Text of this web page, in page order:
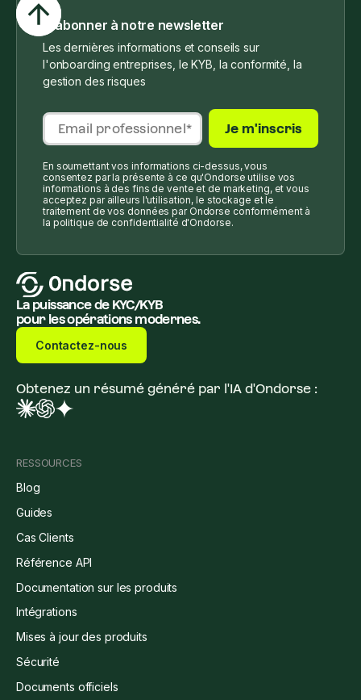
S'abonner à notre newsletter
Les dernières informations et conseils sur
l'onboarding entreprises, le KYB, la conformité, la
gestion des risques
En soumettant vos informations ci-dessus, vous
consentez par la présente à ce qu'Ondorse utilise vos
informations à des fins de vente et de marketing, et vous
acceptez par ailleurs l'utilisation, le stockage et le
traitement de vos données par Ondorse conformément à
la politique de confidentialité d'Ondorse.
La puissance de KYC/KYB
pour les opérations modernes.
Contactez-nous
Obtenez un résumé généré par l'IA d'Ondorse :
RESSOURCES
Blog
Guides
Cas Clients
Référence API
Documentation sur les produits
Intégrations
Mises à jour des produits
Sécurité
Documents officiels